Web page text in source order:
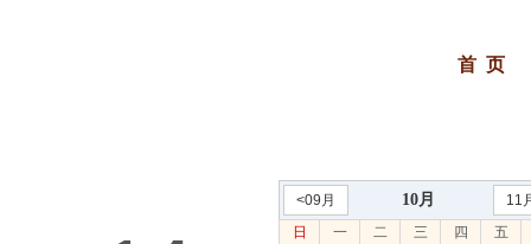
首 页
<09月 10月
11
日
一 二 三 四
五